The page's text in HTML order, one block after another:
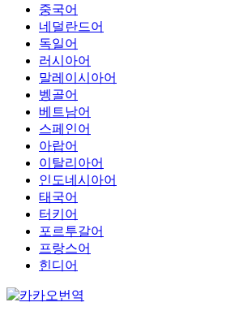
중국어
네덜란드어
독일어
러시아어
말레이시아어
벵골어
베트남어
스페인어
아랍어
이탈리아어
인도네시아어
태국어
터키어
포르투갈어
프랑스어
힌디어